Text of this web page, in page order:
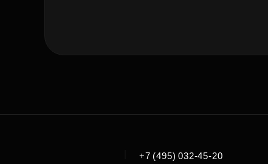
+7 (495) 032-45-20